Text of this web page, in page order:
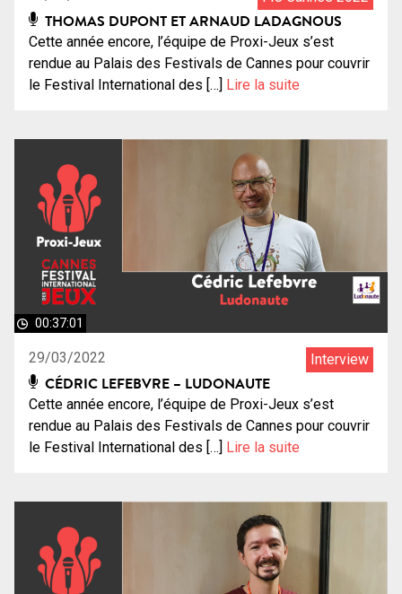
THOMAS DUPONT ET ARNAUD LADAGNOUS
Cette année encore, l’équipe de Proxi-Jeux s’est
rendue au Palais des Festivals de Cannes pour couvrir
le Festival International des […] Lire la suite
00:37:01
29/03/2022 Interview
CÉDRIC LEFEBVRE – LUDONAUTE
Cette année encore, l’équipe de Proxi-Jeux s’est
rendue au Palais des Festivals de Cannes pour couvrir
le Festival International des […] Lire la suite